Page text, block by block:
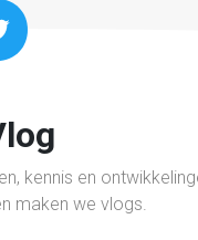
kennis en
maken we vlogs.